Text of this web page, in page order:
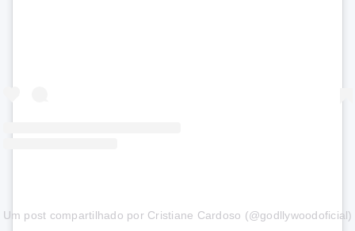
Um post compartilhado por Cristiane Cardoso (@godllywoodoficial)